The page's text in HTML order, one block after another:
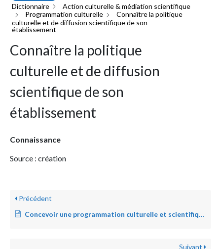
Dictionnaire
Action culturelle & médiation scientifique
Programmation culturelle
Connaître la politique
culturelle et de diffusion scientifique de son
établissement
Connaître la politique
culturelle et de diffusion
scientifique de son
établissement
Connaissance
Source : création
Précédent
Concevoir une programmation culturelle et scientifique
Suivant